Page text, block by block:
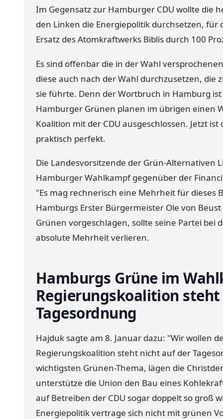
Im Gegensatz zur Hamburger CDU wollte die
den Linken die Energiepolitik durchsetzen,
Ersatz des Atomkraftwerks Biblis durch 100
Es sind offenbar die in der Wahl
diese auch nach der Wahl durchzusetzen, die
sie führte. Denn der Wortbruch in Hamburg
Hamburger Grünen planen im übrigen einen
Koalition mit der CDU ausgeschlossen. Jetzt
praktisch perfekt.
Die Landesvorsitzende der Grün-Alternativen
Hamburger Wahlkampf gegenüber der
"Es mag rechnerisch eine Mehrheit für dieses
Hamburgs Erster Bürgermeister Ole von
Grünen vorgeschlagen, sollte seine Partei
absolute Mehrheit verlieren.
Hamburgs Grüne im
Regierungskoalition
Tagesordnung
Hajduk sagte am 8. Januar dazu: "Wir wollen
Regierungskoalition steht nicht auf der
wichtigsten Grünen-Thema, lägen die
unterstütze die Union den Bau eines
auf Betreiben der CDU sogar doppelt so groß
Energiepolitik vertrage sich nicht mit grünen